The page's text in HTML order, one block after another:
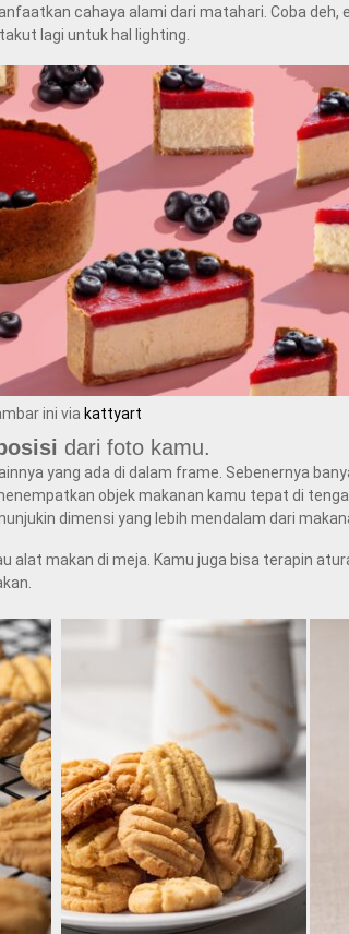
cahaya alami dari matahari. Coba
lagi untuk hal lighting.
ini via kattyart
dari foto kamu.
yang ada di dalam frame. Sebenernya
objek makanan kamu tepat di
dimensi yang lebih mendalam dari
makan di meja. Kamu juga bisa terapin